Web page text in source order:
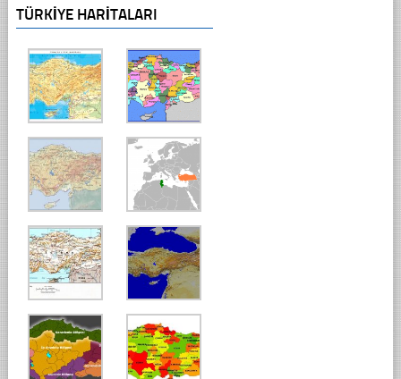
TÜRKIYE HARITALARI